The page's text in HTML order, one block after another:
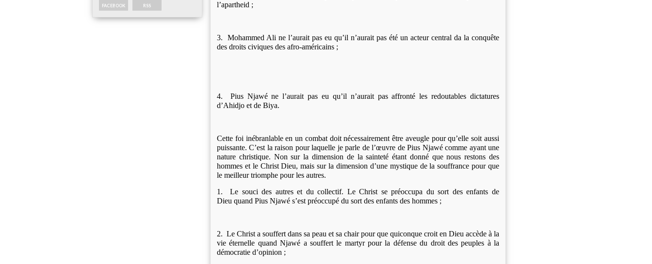
FACEBOOK RSS
l’apartheid ;
3.
Mohammed Ali ne l’aurait pas eu qu’il n’aurait pas été un acteur central da la conquête
des droits civiques des afro-américains ;
4.
Pius Njawé ne l’aurait pas eu qu’il n’aurait pas affronté les redoutables dictatures
d’Ahidjo et de Biya.
Cette foi inébranlable en un combat doit nécessairement être aveugle pour qu’elle soit aussi
puissante. C’est la raison pour laquelle je parle de l’œuvre de Pius Njawé comme ayant une
nature christique. Non sur la dimension de la sainteté étant donné que nous restons des
hommes et le Christ Dieu, mais sur la dimension d’une mystique de la souffrance pour que
le meilleur triomphe pour les autres.
1.
Le souci des autres et du collectif. Le Christ se préoccupa du sort des enfants de
Dieu quand Pius Njawé s’est préoccupé du sort des enfants des hommes ;
2. Le Christ a souffert dans sa peau et sa chair pour que quiconque croit en Dieu accède à la
vie éternelle quand Njawé a souffert le martyr pour la défense du droit des peuples à la
démocratie d’opinion ;